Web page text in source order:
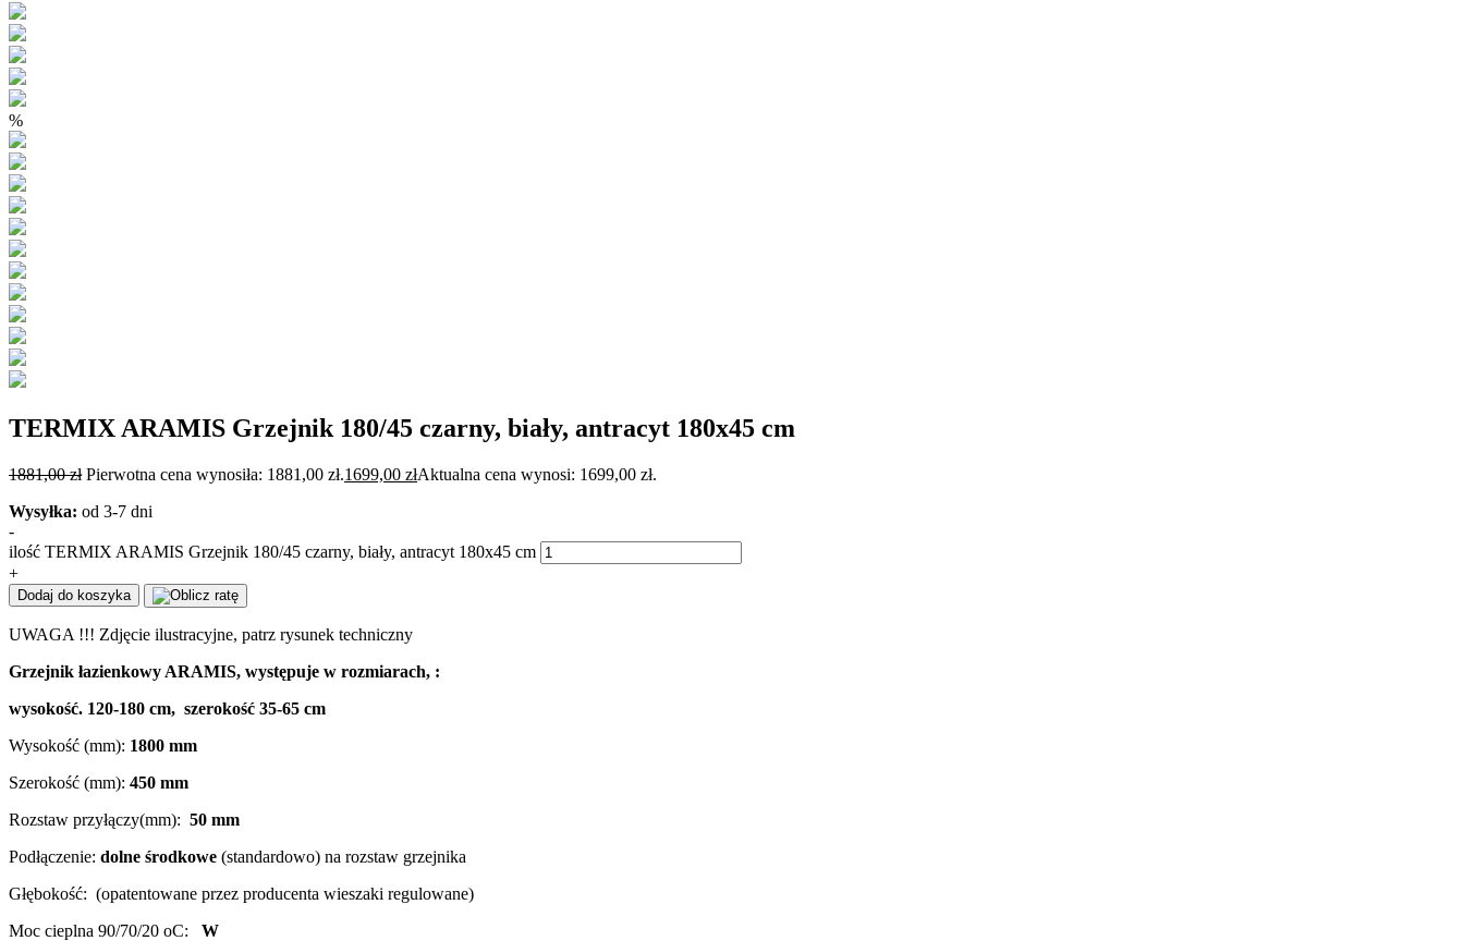
%
TERMIX ARAMIS Grzejnik 180/45 czarny, biały, antracyt 180x45 cm
1881,00zł Pierwotna cena wynosiła: 1881,00 zł.1699,00 złAktualna cena wynosi: 1699,00 zł.
Wysyłka: od 3-7 dni
-
ilość TERMIX ARAMIS Grzejnik 180/45 czarny, biały, antracyt 180x45 cm
+
Dodaj do koszyka
UWAGA !!! Zdjęcie ilustracyjne, patrz rysunek techniczny
Grzejnik łazienkowy ARAMIS, występuje w rozmiarach, :
wysokość. 120-180 cm, szerokość 35-65 cm
Wysokość (mm): 1800 mm
Szerokość (mm): 450 mm
Rozstaw przyłączy(mm): 50 mm
Podłączenie: dolne środkowe (standardowo) na rozstaw grzejnika
Głębokość: (opatentowane przez producenta wieszaki regulowane)
Moc cieplna 90/70/20 oC:
W